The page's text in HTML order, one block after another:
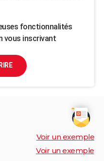
fonctionnalités
vous inscrivant
Voir un exemple
Voir un exemple